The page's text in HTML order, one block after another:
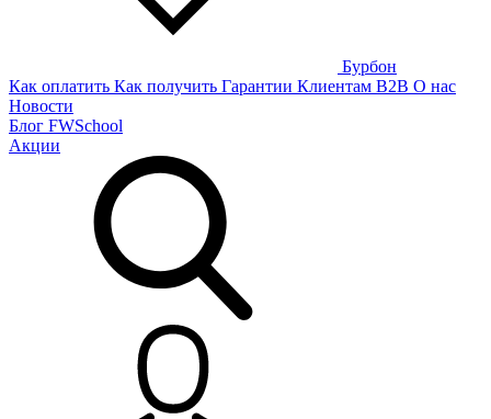
Бурбон
Как оплатить Как получить Гарантии Клиентам B2B О нас
Новости
Блог FWSchool
Акции